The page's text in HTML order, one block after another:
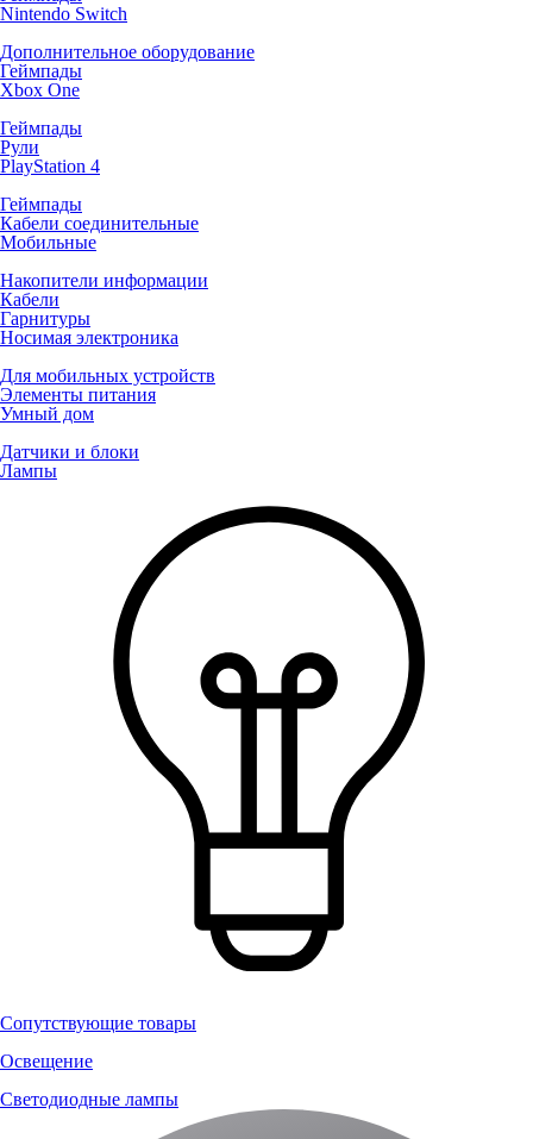
Nintendo Switch
Дополнительное оборудование
Геймпады
Xbox One
Геймпады
Рули
PlayStation 4
Геймпады
Кабели соединительные
Мобильные
Накопители информации
Кабели
Гарнитуры
Носимая электроника
Для мобильных устройств
Элементы питания
Умный дом
Датчики и блоки
Лампы
Сопутствующие товары
Освещение
Светодиодные лампы